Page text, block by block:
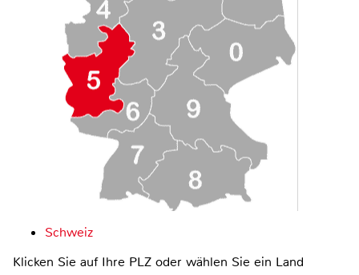
Schweiz
Klicken Sie auf Ihre PLZ oder wählen Sie ein Land